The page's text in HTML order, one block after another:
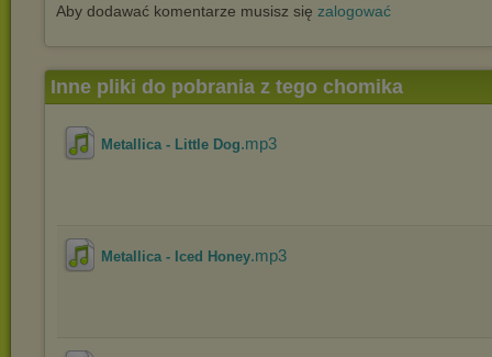
Aby dodawać komentarze musisz się zalogować
Inne pliki do pobrania z tego chomika
Metallica - Little Dog.mp3
Metallica - Iced Honey.mp3